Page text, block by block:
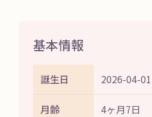
基本情報
誕生日 2026-04-01
月齢 4ヶ月7日